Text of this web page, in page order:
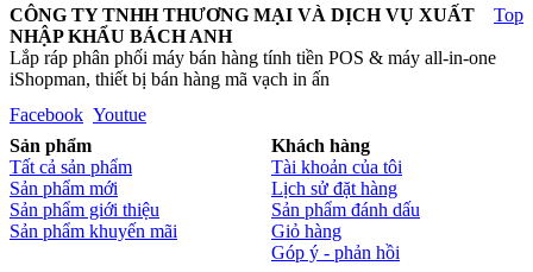
Top
CÔNG TY TNHH THƯƠNG MẠI VÀ DỊCH VỤ XUẤT
NHẬP KHẨU BÁCH ANH
Lắp ráp phân phối máy bán hàng tính tiền POS & máy all-in-one
iShopman, thiết bị bán hàng mã vạch in ấn
Facebook Youtue
Sản phẩm
Tất cả sản phẩm
Sản phẩm mới
Sản phẩm giới thiệu
Sản phẩm khuyến mãi
Khách hàng
Tài khoản của tôi
Lịch sử đặt hàng
Sản phẩm đánh dấu
Giỏ hàng
Góp ý - phản hồi